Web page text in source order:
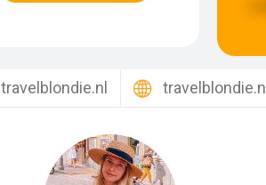
travelblondie.nl travelblondie.nl